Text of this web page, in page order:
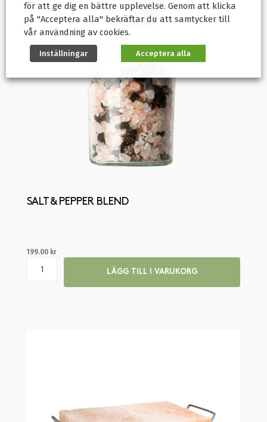
SALT & PEPPER BLEND
199.00 kr
LÄGG TILL I VARUKORG
för att ge dig en bättre upplevelse. Genom att klicka
på "Acceptera alla" bekräftar du att samtycker till
vår användning av cookies.
Inställningar Acceptera alla